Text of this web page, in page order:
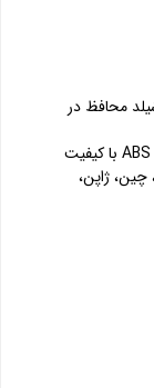
محافظ در
چین، ژاپن،